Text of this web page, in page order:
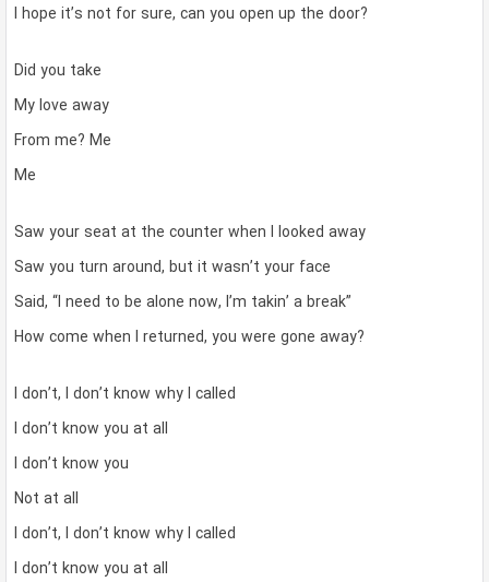
I hope it’s not for sure, can you open up the door?
Did you take
My love away
From me? Me
Me
Saw your seat at the counter when I looked away
Saw you turn around, but it wasn’t your face
Said, “I need to be alone now, I’m takin’ a break”
How come when I returned, you were gone away?
I don’t, I don’t know why I called
I don’t know you at all
I don’t know you
Not at all
I don’t, I don’t know why I called
I don’t know you at all